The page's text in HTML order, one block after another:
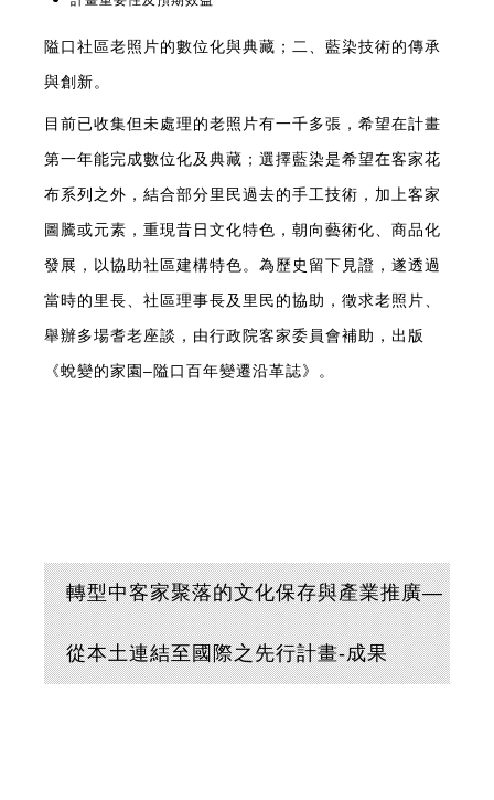
隘口社區老照片的數位化與典藏；二、藍染技術的傳承
與創新。
目前已收集但未處理的老照片有一千多張，希望在計畫
第一年能完成數位化及典藏；選擇藍染是希望在客家花
布系列之外，結合部分里民過去的手工技術，加上客家
圖騰或元素，重現昔日文化特色，朝向藝術化、商品化
發展，以協助社區建構特色。為歷史留下見證，遂透過
當時的里長、社區理事長及里民的協助，徵求老照片、
舉辦多場耆老座談，由行政院客家委員會補助，出版
《蛻變的家園–隘口百年變遷沿革誌》。
轉型中客家聚落的文化保存與產業推廣—
從本土連結至國際之先行計畫-成果